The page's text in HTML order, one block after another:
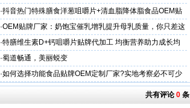
·抖音热门特殊膳食洋葱咀嚼片+清血脂降体脂食品OEM贴
牌加工
·OEM贴牌厂家：奶饱宝催乳增乳提升母乳质量，你只差这
一步！
·特膳维生素D+钙咀嚼片贴牌代加工 均衡营养助力成长均
衡营养
·蜀道畅通，美丽蜕变
·如何选择功能食品贴牌OEM定制厂家?实地考察必不可少
共有评论0 条